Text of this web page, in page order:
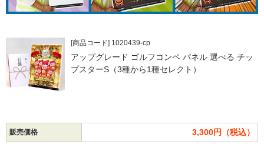
[商品コード] 1020439-cp
アップグレード ゴルフコンペ パネル 選べる チッ
プスターS（3種から1種セレクト）
販売価格 3,300円（税込）